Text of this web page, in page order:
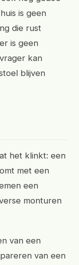
is geen
die rust
is geen
kan
blijven
het klinkt: een
met een
een
monturen
van een
van een